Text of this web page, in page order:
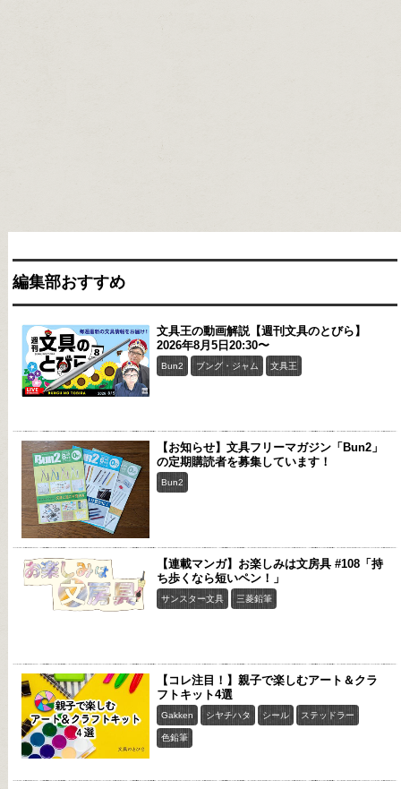
編集部おすすめ
文具王の動画解説【週刊文具のとびら】
2026年8月5日20:30〜
Bun2 ブング・ジャム 文具王
【お知らせ】文具フリーマガジン「Bun2」
の定期購読者を募集しています！
Bun2
【連載マンガ】お楽しみは文房具 #108「持
ち歩くなら短いペン！」
サンスター文具 三菱鉛筆
【コレ注目！】親子で楽しむアート＆クラ
フトキット4選
Gakken シヤチハタ シール ステッドラー
色鉛筆